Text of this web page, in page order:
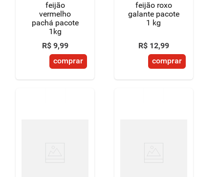
feijão
vermelho
pachá pacote
1kg
R$ 9,99
comprar
feijão roxo
galante pacote
1 kg
R$ 12,99
comprar
chocolate